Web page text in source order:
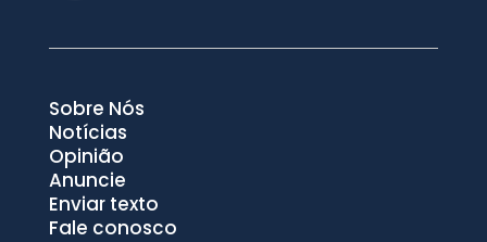
Sobre Nós
Notícias
Opinião
Anuncie
Enviar texto
Fale conosco